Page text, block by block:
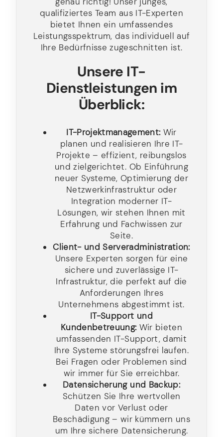
qualifiziertes Team aus IT-Experten
bietet Ihnen ein umfassendes
Leistungsspektrum, das individuell auf
Ihre Bedürfnisse zugeschnitten ist.
Unsere IT-
Dienstleistungen im
Überblick:
IT-Projektmanagement: Wir
planen und realisieren Ihre IT-
Projekte – effizient, reibungslos
und zielgerichtet. Ob Einführung
neuer Systeme, Optimierung der
Netzwerkinfrastruktur oder
Integration moderner IT-
Lösungen, wir stehen Ihnen mit
Erfahrung und Fachwissen zur
Seite.
Client- und Serveradministration:
Unsere Experten sorgen für eine
sichere und zuverlässige IT-
Infrastruktur, die perfekt auf die
Anforderungen Ihres
Unternehmens abgestimmt ist.
IT-Support und
Kundenbetreuung: Wir bieten
umfassenden IT-Support, damit
Ihre Systeme störungsfrei laufen.
Bei Fragen oder Problemen sind
wir immer für Sie erreichbar.
Datensicherung und Backup:
Schützen Sie Ihre wertvollen
Daten vor Verlust oder
Beschädigung – wir kümmern uns
um Ihre sichere Datensicherung.